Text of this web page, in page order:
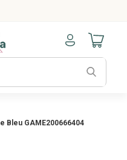
Naar
Bleu GAME200666404